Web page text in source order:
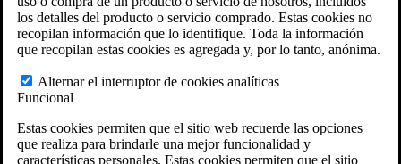
los detalles del producto o servicio comprado. Estas cookies no
recopilan información que lo identifique. Toda la información
que recopilan estas cookies es agregada y, por lo tanto, anónima.
Alternar el interruptor de cookies analíticas
Funcional
Estas cookies permiten que el sitio web recuerde las opciones
que realiza para brindarle una mejor funcionalidad y
características personales. Estas cookies permiten que el sitio
ERISA & Incapacidad a largo plazo
Recursos sobre ERISA
Preguntas frecuentes sobre la ley ERISA
Calculadora de pago de prestaciones LTD
Gestión de legados
Áreas que Atendemos
Texas
Florida